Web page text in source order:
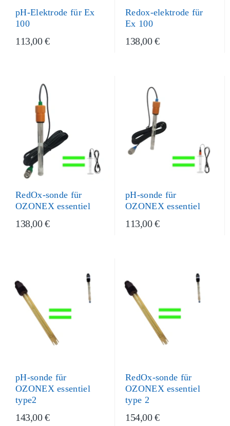
pH-Elektrode für Ex
100
113,00 €
Redox-elektrode für
Ex 100
138,00 €
RedOx-sonde für
OZONEX essentiel
138,00 €
pH-sonde für
OZONEX essentiel
113,00 €
pH-sonde für
OZONEX essentiel
type2
143,00 €
RedOx-sonde für
OZONEX essentiel
type 2
154,00 €